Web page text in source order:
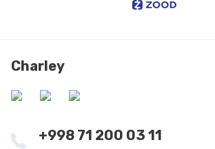
Charley
+998 71 200 03 11